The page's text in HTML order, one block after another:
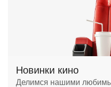
Новинки кино
Делимся нашими